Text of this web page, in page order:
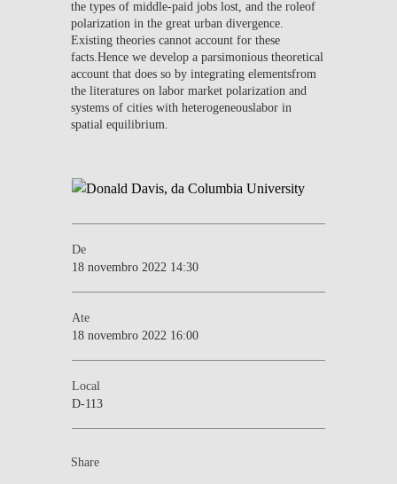
the types of middle-paid jobs lost, and the roleof
polarization in the great urban divergence.
Existing theories cannot account for these
facts.Hence we develop a parsimonious theoretical
account that does so by integrating elementsfrom
the literatures on labor market polarization and
systems of cities with heterogeneouslabor in
spatial equilibrium.
De
18 novembro 2022 14:30
Ate
18 novembro 2022 16:00
Local
D-113
Share